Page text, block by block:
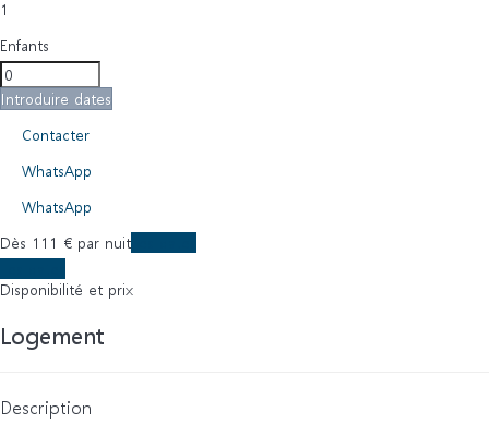
1
Enfants
Introduire dates
Contacter
WhatsApp
WhatsApp
Dès 111 € par nuit
Disponibilité et prix
Logement
Description